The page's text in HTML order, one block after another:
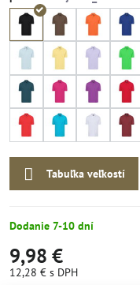
Tabuľka veľkostí
Dodanie 7-10 dní
9,98 €
12,28 € s DPH